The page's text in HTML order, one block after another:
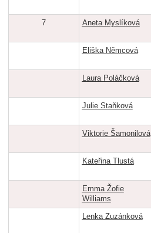
7 Aneta Myslíková
Eliška Němcová
Laura Poláčková
Julie Staňková
Viktorie Šamonilová
Kateřina Tlustá
Emma Žofie
Williams
Lenka Zuzánková